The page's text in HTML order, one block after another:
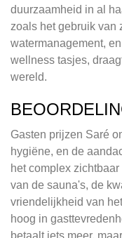
duurzaamheid in al
zoals het gebruik van
watermanagement,
wellness tasjes,
wereld.
Gasten prijzen Saré
hygiëne, en de
het complex
van de sauna's, de
vriendelijkheid van
hoog in